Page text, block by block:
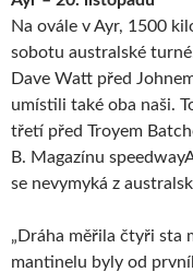
Na ovále v Ayr, 1500
sobotu australské
Dave Watt před
umístili také oba naši.
třetí před Troyem
B. Magazínu
se nevymyká z
„Dráha měřila čtyři sta
mantinelu byly od